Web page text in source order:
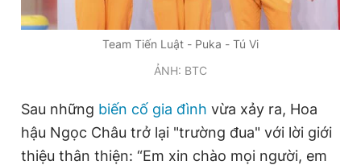
Team Tiến Luật - Puka - Tú Vi
ẢNH: BTC
Sau những biến cố gia đình vừa xảy ra, Hoa
hậu Ngọc Châu trở lại "trường đua" với lời giới
thiệu thân thiện: “Em xin chào mọi người, em